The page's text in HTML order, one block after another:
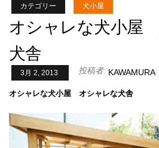
カテゴリー 犬小屋
オシャレな犬小屋
犬舎
3月 2, 2013 投稿者: KAWAMURA
オシャレな犬小屋 オシャレな犬舎